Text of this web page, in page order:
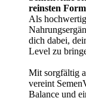
reinsten
Als
dich dabei,
Level zu
Mit sorgfältig
vereint
Balance und